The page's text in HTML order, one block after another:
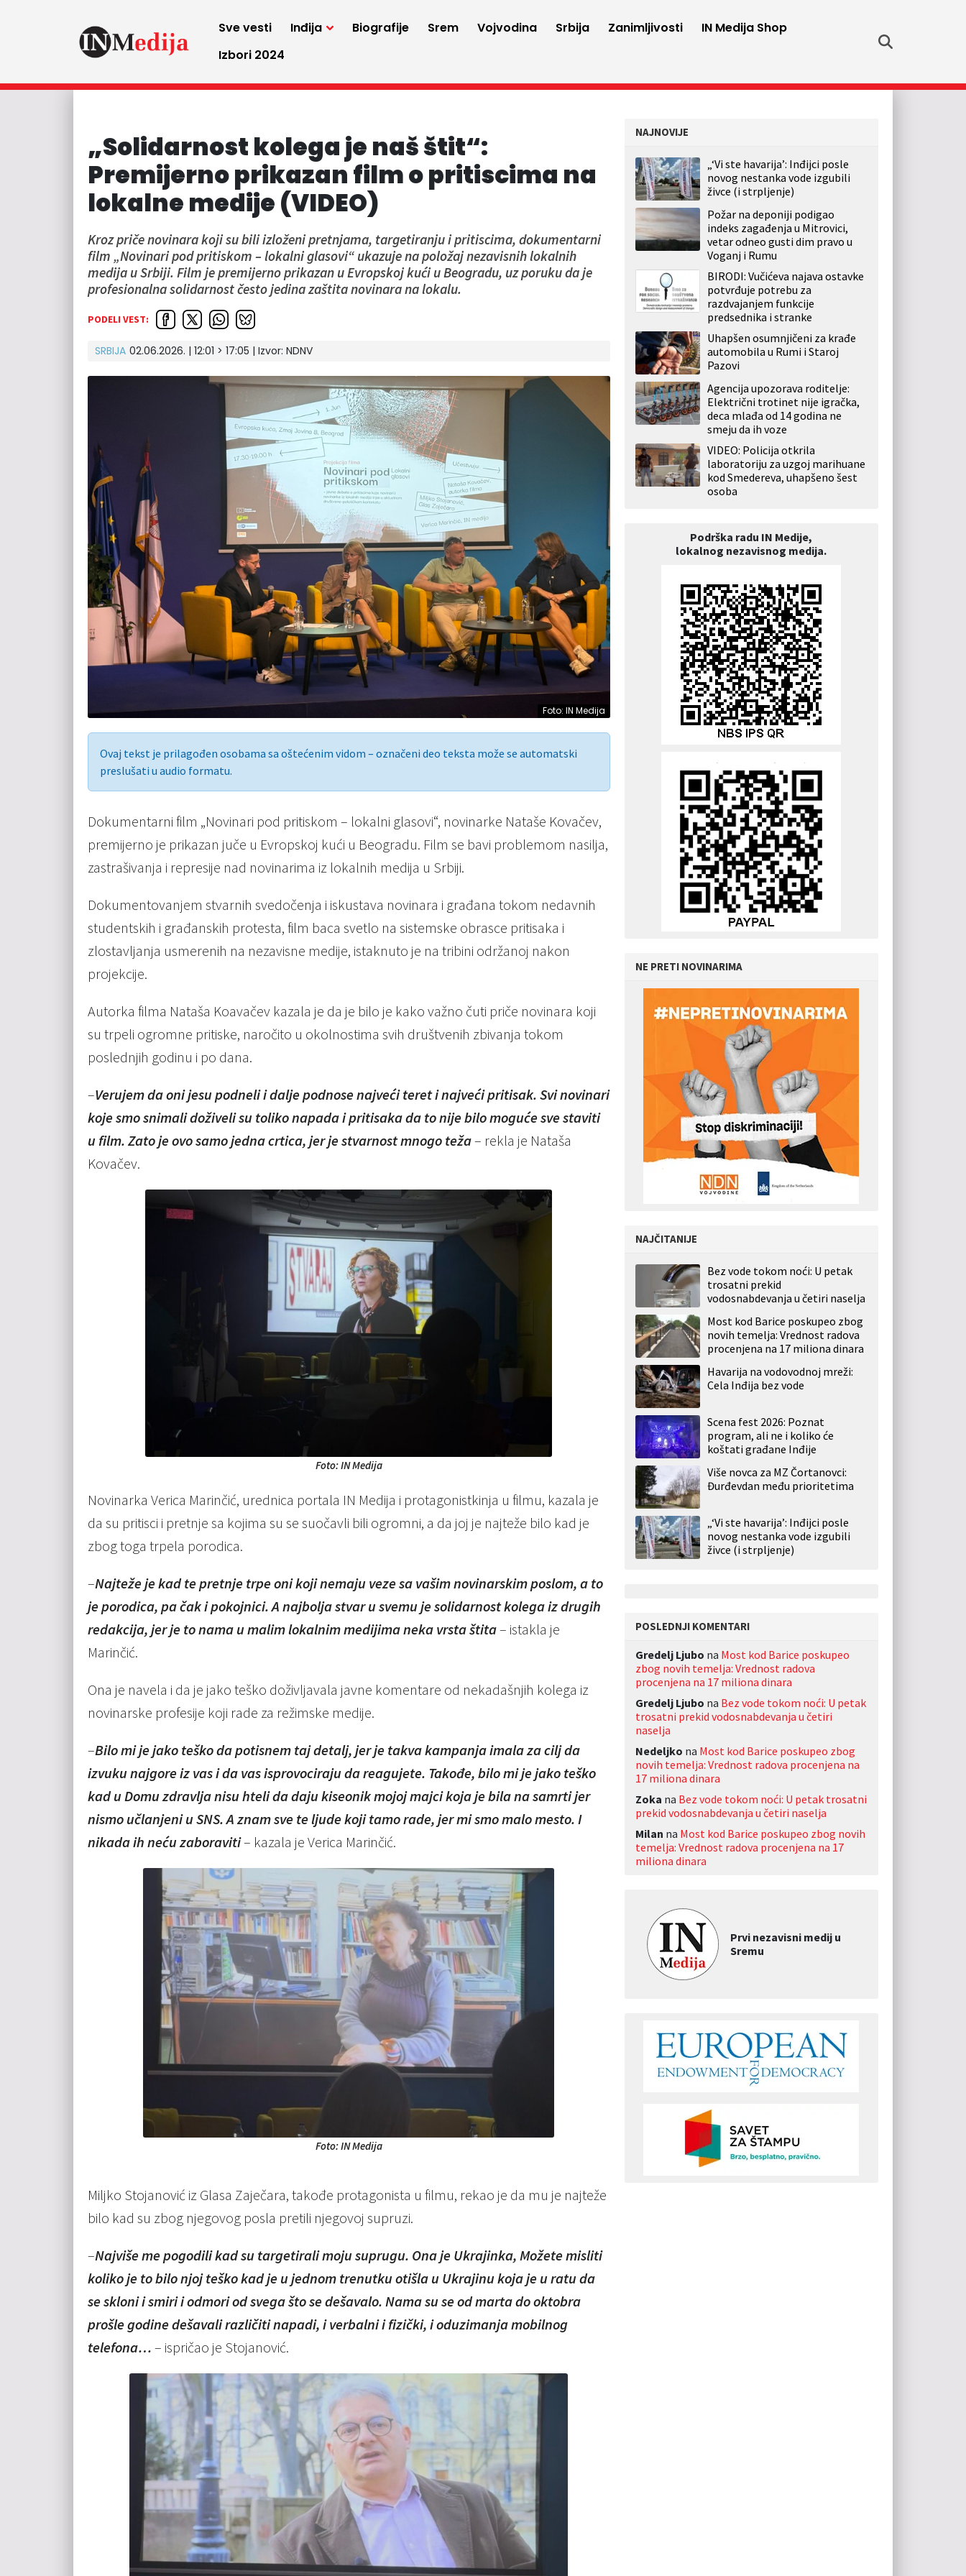
Sve vesti Inđija Biografije Srem Vojvodina Srbija Zanimljivosti
IN Medija Shop
Izbori 2024
„Solidarnost kolega je naš štit“:
Premijerno prikazan film o pritiscima na
lokalne medije (VIDEO)
Kroz priče novinara koji su bili izloženi pretnjama, targetiranju i pritiscima, dokumentarni
film „Novinari pod pritiskom – lokalni glasovi“ ukazuje na položaj nezavisnih lokalnih
medija u Srbiji. Film je premijerno prikazan u Evropskoj kući u Beogradu, uz poruku da je
profesionalna solidarnost često jedina zaštita novinara na lokalu.
PODELI VEST:
SRBIJA 02.06.2026. | 12:01 > 17:05 | Izvor: NDNV
Foto: IN Medija
Ovaj tekst je prilagođen osobama sa oštećenim vidom – označeni deo teksta može se automatski
preslušati u audio formatu.
Dokumentarni film „Novinari pod pritiskom – lokalni glasovi“, novinarke Nataše Kovačev,
premijerno je prikazan juče u Evropskoj kući u Beogradu. Film se bavi problemom nasilja,
zastrašivanja i represije nad novinarima iz lokalnih medija u Srbiji.
Dokumentovanjem stvarnih svedočenja i iskustava novinara i građana tokom nedavnih
studentskih i građanskih protesta, film baca svetlo na sistemske obrasce pritisaka i
zlostavljanja usmerenih na nezavisne medije, istaknuto je na tribini održanoj nakon
projekcije.
Autorka filma Nataša Koavačev kazala je da je bilo je kako važno čuti priče novinara koji
su trpeli ogromne pritiske, naročito u okolnostima svih društvenih zbivanja tokom
poslednjih godinu i po dana.
–Verujem da oni jesu podneli i dalje podnose najveći teret i najveći pritisak. Svi novinari
koje smo snimali doživeli su toliko napada i pritisaka da to nije bilo moguće sve staviti
u film. Zato je ovo samo jedna crtica, jer je stvarnost mnogo teža– rekla je Nataša
Kovačev.
Foto: IN Medija
Novinarka Verica Marinčić, urednica portala IN Medija i protagonistkinja u filmu, kazala je
da su pritisci i pretnje sa kojima su se suočavli bili ogromni, a da joj je najteže bilo kad je
zbog toga trpela porodica.
–Najteže je kad te pretnje trpe oni koji nemaju veze sa vašim novinarskim poslom, a to
je porodica, pa čak i pokojnici. A najbolja stvar u svemu je solidarnost kolega iz drugih
redakcija, jer je to nama u malim lokalnim medijima neka vrsta štita– istakla je
Marinčić.
Ona je navela i da je jako teško doživljavala javne komentare od nekadašnjih kolega iz
novinarske profesije koji rade za režimske medije.
–Bilo mi je jako teško da potisnem taj detalj, jer je takva kampanja imala za cilj da
izvuku najgore iz vas i da vas isprovociraju da reagujete. Takođe, bilo mi je jako teško
kad u Domu zdravlja nisu hteli da daju kiseonik mojoj majci koja je bila na samrti jer
nismo učlanjeni u SNS. A znam sve te ljude koji tamo rade, jer mi smo malo mesto. I
nikada ih neću zaboraviti– kazala je Verica Marinčić.
Foto: IN Medija
Miljko Stojanović iz Glasa Zaječara, takođe protagonista u filmu, rekao je da mu je najteže
bilo kad su zbog njegovog posla pretili njegovoj supruzi.
–Najviše me pogodili kad su targetirali moju suprugu. Ona je Ukrajinka, Možete misliti
koliko je to bilo njoj teško kad je u jednom trenutku otišla u Ukrajinu koja je u ratu da
se skloni i smiri i odmori od svega što se dešavalo. Nama su se od marta do oktobra
prošle godine dešavali različiti napadi, i verbalni i fizički, i oduzimanja mobilnog
telefona… – ispričao je Stojanović.
NAJNOVIJE
„‘Vi ste havarija’: Inđijci posle
novog nestanka vode izgubili
živce (i strpljenje)
Požar na deponiji podigao
indeks zagađenja u Mitrovici,
vetar odneo gusti dim pravo u
Voganj i Rumu
BIRODI: Vučićeva najava ostavke
potvrđuje potrebu za
razdvajanjem funkcije
predsednika i stranke
Uhapšen osumnjičeni za krađe
automobila u Rumi i Staroj
Pazovi
Agencija upozorava roditelje:
Električni trotinet nije igračka,
deca mlađa od 14 godina ne
smeju da ih voze
VIDEO: Policija otkrila
laboratoriju za uzgoj marihuane
kod Smedereva, uhapšeno šest
osoba
Podrška radu IN Medije,
lokalnog nezavisnog medija.
NE PRETI NOVINARIMA
NAJČITANIJE
Bez vode tokom noći: U petak
trosatni prekid
vodosnabdevanja u četiri naselja
Most kod Barice poskupeo zbog
novih temelja: Vrednost radova
procenjena na 17 miliona dinara
Havarija na vodovodnoj mreži:
Cela Inđija bez vode
Scena fest 2026: Poznat
program, ali ne i koliko će
koštati građane Inđije
Više novca za MZ Čortanovci:
Đurđevdan među prioritetima
„‘Vi ste havarija’: Inđijci posle
novog nestanka vode izgubili
živce (i strpljenje)
POSLEDNJI KOMENTARI
Gredelj Ljubo na Most kod Barice poskupeo
zbog novih temelja: Vrednost radova
procenjena na 17 miliona dinara
Gredelj Ljubo na Bez vode tokom noći: U petak
trosatni prekid vodosnabdevanja u četiri
naselja
Nedeljko na Most kod Barice poskupeo zbog
novih temelja: Vrednost radova procenjena na
17 miliona dinara
Zoka na Bez vode tokom noći: U petak trosatni
prekid vodosnabdevanja u četiri naselja
Milan na Most kod Barice poskupeo zbog novih
temelja: Vrednost radova procenjena na 17
miliona dinara
Prvi nezavisni medij u
Sremu